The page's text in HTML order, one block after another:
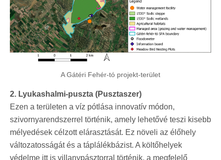
A Gátéri Fehér-tó projekt-terület
2. Lyukashalmi-puszta (Pusztaszer)
Ezen a területen a víz pótlása innovatív módon,
szivornyarendszerrel történik, amely lehetővé teszi kisebb
mélyedések célzott elárasztását. Ez növeli az élőhely
változatosságát és a táplálékbázist. A költőhelyek
védelme itt is villanypásztorral történik, a megfelelő